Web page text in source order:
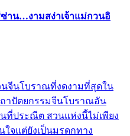
ซ่าน…งามสง่าเจ้าแม่กวนอิ
จีนโบราณที่งดงามที่สุดใน
ถาปัตยกรรมจีนโบราณอัน
ที่ประณีต สวนแห่งนี้ไม่เพียง
จแต่ยังเป็นมรดกทาง